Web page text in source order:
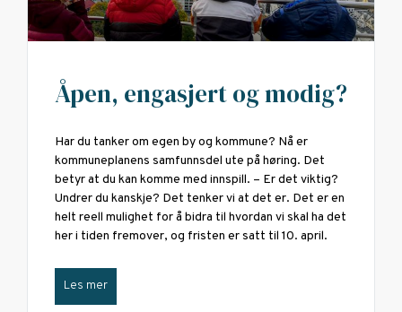
Åpen, engasjert og modig?
Har du tanker om egen by og kommune? Nå er
kommuneplanens samfunnsdel ute på høring. Det
betyr at du kan komme med innspill. – Er det viktig?
Undrer du kanskje? Det tenker vi at det er. Det er en
helt reell mulighet for å bidra til hvordan vi skal ha det
her i tiden fremover, og fristen er satt til 10. april.
Les mer